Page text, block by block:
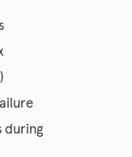
during